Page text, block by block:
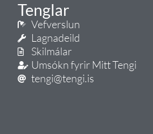
Tenglar
Vefverslun
Lagnadeild
Skilmálar
Umsókn fyrir Mitt Tengi
tengi@tengi.is